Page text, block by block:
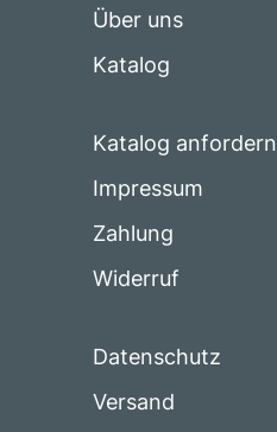
Über uns
Katalog
Katalog anfordern
Impressum
Zahlung
Widerruf
Datenschutz
Versand